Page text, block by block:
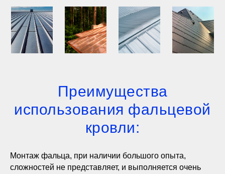
Преимущества
использования фальцевой
кровли:
Монтаж фальца, при наличии большого опыта,
сложностей не представляет, и выполняется очень